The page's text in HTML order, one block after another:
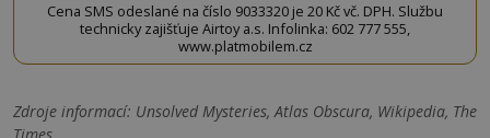
Cena SMS odeslané na číslo 9033320 je 20 Kč vč. DPH. Službu
technicky zajišťuje Airtoy a.s. Infolinka: 602 777 555,
www.platmobilem.cz
Zdroje informací: Unsolved Mysteries, Atlas Obscura, Wikipedia, The